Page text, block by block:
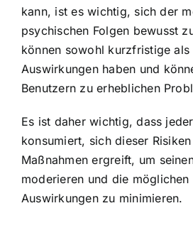
kann, ist es wichtig, sich der
psychischen Folgen bewusst
können sowohl kurzfristige
Auswirkungen haben und
Benutzern zu erheblichen
Es ist daher wichtig, dass
konsumiert, sich dieser
Maßnahmen ergreift, um
moderieren und die möglichen
Auswirkungen zu minimieren.